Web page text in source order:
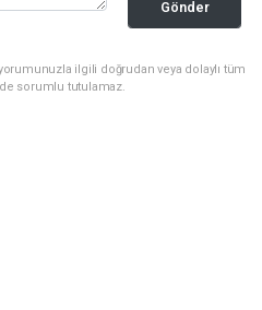
Gönder
ilgili doğrudan veya dolaylı tüm
sorumlu tutulamaz.